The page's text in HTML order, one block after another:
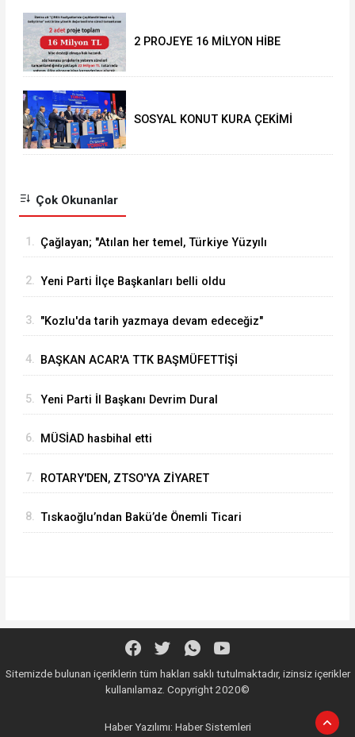
2 PROJEYE 16 MİLYON HİBE
SOSYAL KONUT KURA ÇEKİMİ
Çok Okunanlar
1. Çağlayan; "Atılan her temel, Türkiye Yüzyılı
göstergelerinden biridir
2. Yeni Parti İlçe Başkanları belli oldu
3. "Kozlu'da tarih yazmaya devam edeceğiz"
4. BAŞKAN ACAR'A TTK BAŞMÜFETTİŞİ
5. Yeni Parti İl Başkanı Devrim Dural
6. MÜSİAD hasbihal etti
7. ROTARY'DEN, ZTSO'YA ZİYARET
8. Tıskaoğlu’ndan Bakü’de Önemli Ticari
Sitemizde bulunan içeriklerin tüm hakları saklı tutulmaktadır, izinsiz içerikler
kullanılamaz. Copyright 2020©
Haber Yazılımı: Haber Sistemleri